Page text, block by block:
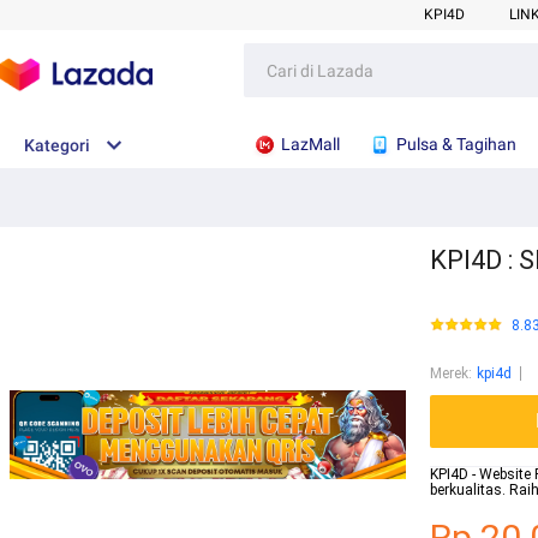
KPI4D
Kategori LazMall Pulsa & Tagihan
KPI4D :
Merek: kpi4d
KPI4D -
berkualitas.